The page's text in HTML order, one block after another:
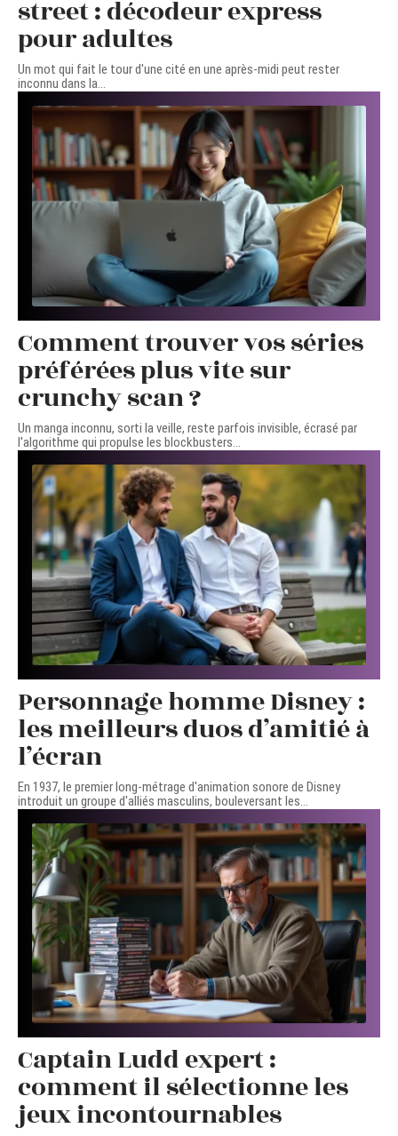
street : décodeur express
pour adultes
Un mot qui fait le tour d'une cité en une après-midi peut rester
inconnu dans la…
Comment trouver vos séries
préférées plus vite sur
crunchy scan ?
Un manga inconnu, sorti la veille, reste parfois invisible, écrasé par
l'algorithme qui propulse les blockbusters…
Personnage homme Disney :
les meilleurs duos d’amitié à
l’écran
En 1937, le premier long-métrage d'animation sonore de Disney
introduit un groupe d'alliés masculins, bouleversant les…
Captain Ludd expert :
comment il sélectionne les
jeux incontournables